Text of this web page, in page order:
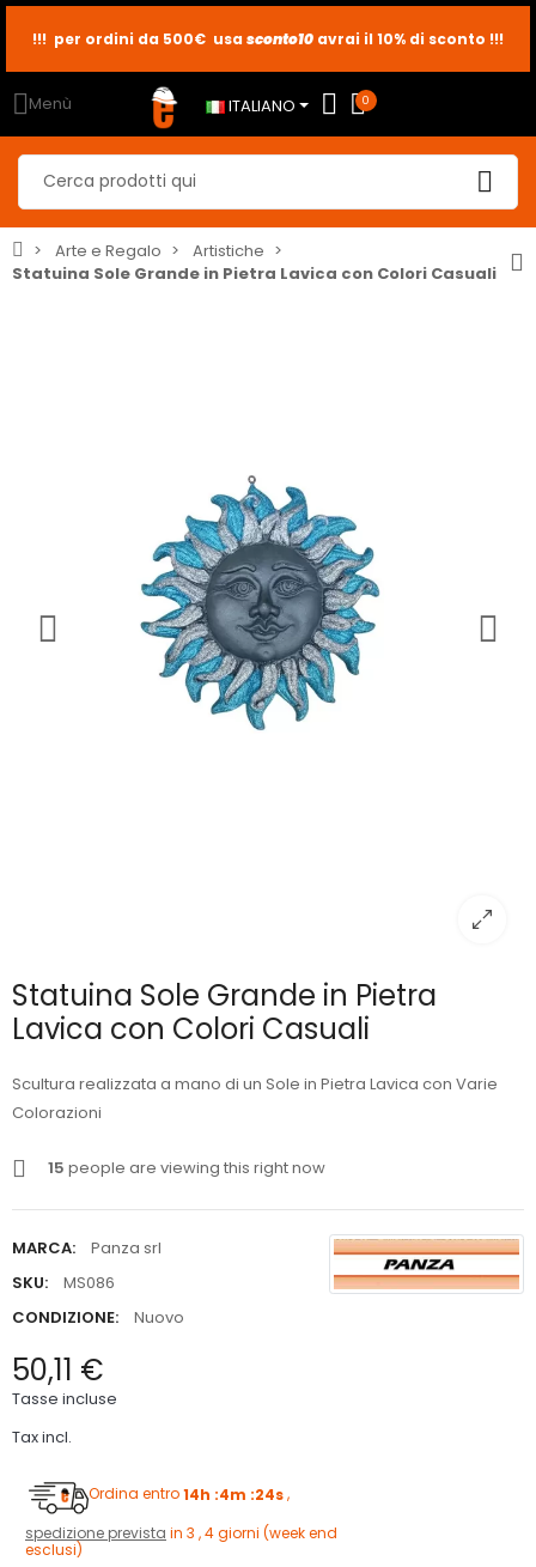
sconto2
sconto5
!!! per ordini da 500€ usa sconto10 avrai il 10% di sconto !!!
Menù ITALIANO 0
Arte e Regalo
Artistiche
Statuina Sole Grande in Pietra Lavica con Colori Casuali
Statuina Sole Grande in Pietra
Lavica con Colori Casuali
Scultura realizzata a mano di un Sole in Pietra Lavica con Varie
Colorazioni
15 people are viewing this right now
MARCA:
Panza srl
SKU:
MS086
CONDIZIONE:
Nuovo
50,11 €
Tasse incluse
Tax incl.
Ordina entro14h :4m :23s,
spedizione prevista in 3 , 4 giorni (week end
esclusi)